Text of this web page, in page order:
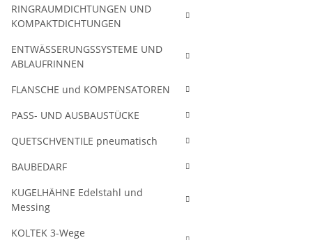
RINGRAUMDICHTUNGEN UND
KOMPAKTDICHTUNGEN
ENTWÄSSERUNGSSYSTEME UND
ABLAUFRINNEN
FLANSCHE und KOMPENSATOREN
PASS- UND AUSBAUSTÜCKE
QUETSCHVENTILE pneumatisch
BAUBEDARF
KUGELHÄHNE Edelstahl und
Messing
KOLTEK 3-Wege